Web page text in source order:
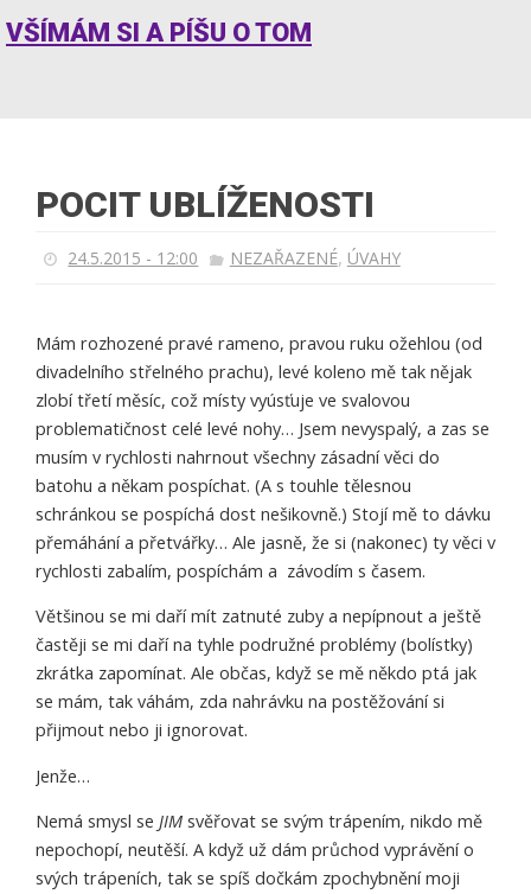
VŠÍMÁM SI A PÍŠU O TOM
POCIT UBLÍŽENOSTI
24.5.2015 - 12:00 NEZAŘAZENÉ, ÚVAHY
Mám rozhozené pravé rameno, pravou ruku ožehlou (od
divadelního střelného prachu), levé koleno mě tak nějak
zlobí třetí měsíc, což místy vyúsťuje ve svalovou
problematičnost celé levé nohy… Jsem nevyspalý, a zas se
musím v rychlosti nahrnout všechny zásadní věci do
batohu a někam pospíchat. (A s touhle tělesnou
schránkou se pospíchá dost nešikovně.) Stojí mě to dávku
přemáhání a přetvářky… Ale jasně, že si (nakonec) ty věci v
rychlosti zabalím, pospíchám a závodím s časem.
Většinou se mi daří mít zatnuté zuby a nepípnout a ještě
častěji se mi daří na tyhle podružné problémy (bolístky)
zkrátka zapomínat. Ale občas, když se mě někdo ptá jak
se mám, tak váhám, zda nahrávku na postěžování si
přijmout nebo ji ignorovat.
Jenže…
Nemá smysl se JIM svěřovat se svým trápením, nikdo mě
nepochopí, neutěší. A když už dám průchod vyprávění o
svých trápeních, tak se spíš dočkám zpochybnění moji